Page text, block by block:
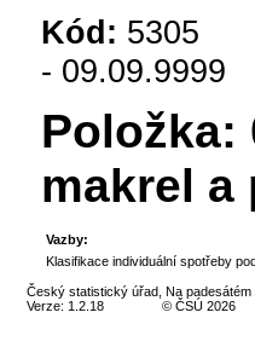
Kód: 5305
- 09.09.9999
Položka:
makrel a
Vazby:
Klasifikace individuální spotřeby
Český statistický úřad, Na padesátém
Verze: 1.2.18
© ČSÚ 2026